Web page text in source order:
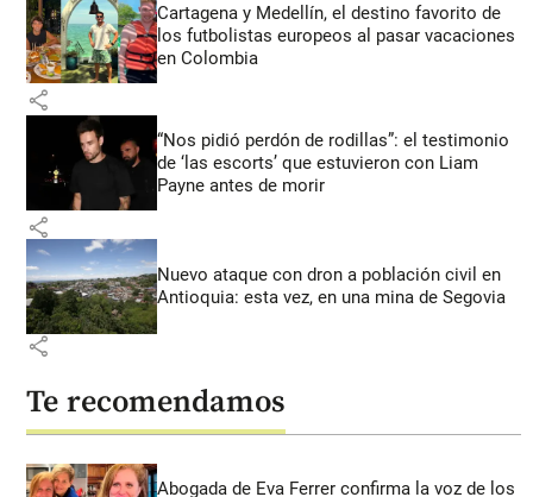
Cartagena y Medellín, el destino favorito de
los futbolistas europeos al pasar vacaciones
en Colombia
share
“Nos pidió perdón de rodillas”: el testimonio
de ‘las escorts’ que estuvieron con Liam
Payne antes de morir
share
Nuevo ataque con dron a población civil en
Antioquia: esta vez, en una mina de Segovia
share
Te recomendamos
Abogada de Eva Ferrer confirma la voz de los